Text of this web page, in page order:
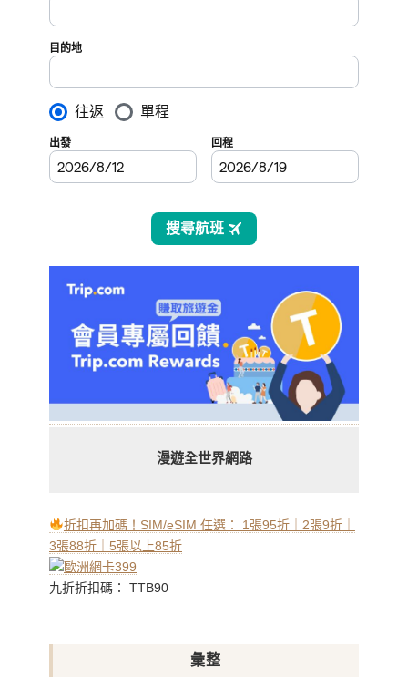
漫遊全世界網路
折扣再加碼！SIM/eSIM 任選： 1張95折｜2張9折｜
3張88折｜5張以上85折
九折折扣碼： TTB90
彙整